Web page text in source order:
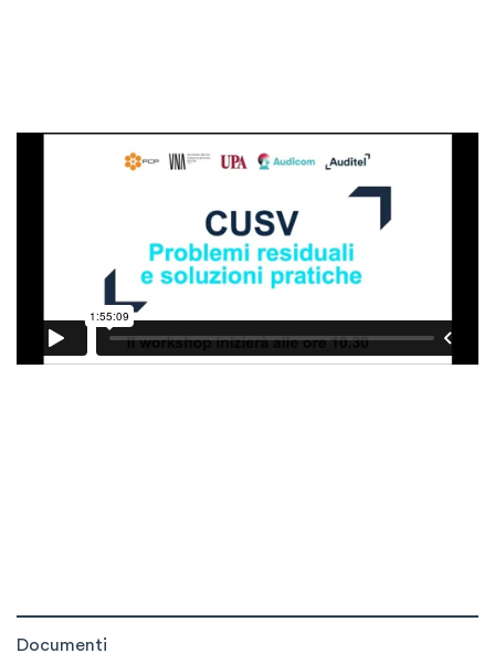
Documenti